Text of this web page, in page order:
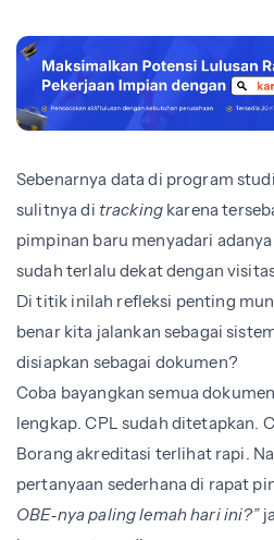
Sebenarnya data di program
sulitnya di tracking karena
pimpinan baru menyadari
sudah terlalu dekat dengan
Di titik inilah refleksi penting
benar kita jalankan sebagai
disiapkan sebagai dokumen?
Coba bayangkan semua
lengkap. CPL sudah ditetapkan.
Borang akreditasi terlihat rapi.
pertanyaan sederhana di rapat
OBE‑nya paling lemah hari ini?”